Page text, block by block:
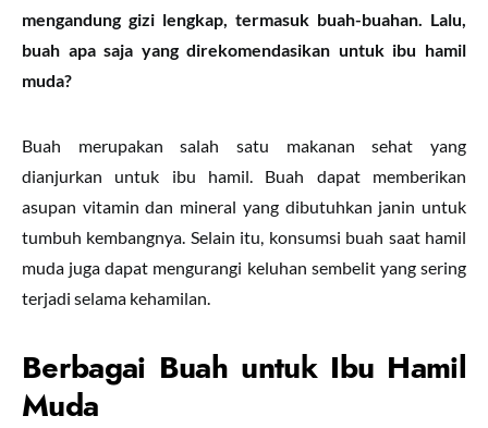
mengandung gizi lengkap, termasuk buah-buahan. Lalu,
buah apa saja yang direkomendasikan untuk ibu hamil
muda?
Buah merupakan salah satu makanan sehat yang
dianjurkan untuk ibu hamil. Buah dapat memberikan
asupan vitamin dan mineral yang dibutuhkan janin untuk
tumbuh kembangnya. Selain itu, konsumsi buah saat hamil
muda juga dapat mengurangi keluhan sembelit yang sering
terjadi selama kehamilan.
Berbagai Buah untuk Ibu Hamil
Muda